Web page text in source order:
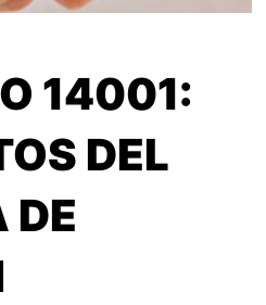
14001:
DEL
DE